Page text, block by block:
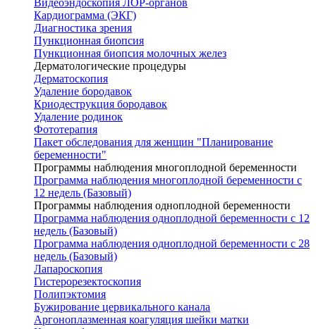
Видеоэндоскопия ЛОР-органов
Кардиограмма (ЭКГ)
Диагностика зрения
Пункционная биопсия
Пункционная биопсия молочных желез
Дерматологические процедуры
Дерматоскопия
Удаление бородавок
Криодеструкция бородавок
Удаление родинок
Фототерапия
Пакет обследования для женщин "Планирование
беременности"
Программы наблюдения многоплодной беременности
Программа наблюдения многоплодной беременности с
12 недель (Базовый)
Программы наблюдения одноплодной беременности
Программа наблюдения одноплодной беременности с 12
недель (Базовый)
Программа наблюдения одноплодной беременности с 28
недель (Базовый)
Лапароскопия
Гистерорезектоскопия
Полипэктомия
Бужирование цервикального канала
Аргоноплазменная коагуляция шейки матки